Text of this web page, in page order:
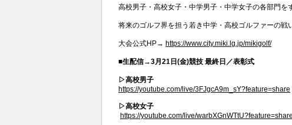
高校男子・高校女子・中学男子・中学女子の各部門を
将来のゴルフ界を担う若き中学・高校ゴルファーの戦
大会公式HP→ https://www.city.miki.lg.jp/mikigolf/
■生配信→3月21日(金)競技 最終日／表彰式
▷高校男子
https://youtube.com/live/3FJgcA9m_sY?feature=share
▷高校女子
https://youtube.com/live/warbXGnWTtU?feature=share